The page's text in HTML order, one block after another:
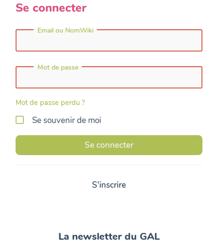
Se connecter
Email ou NomWiki
Mot de passe
Mot de passe perdu ?
Se souvenir de moi
Se connecter
S'inscrire
La newsletter du GAL